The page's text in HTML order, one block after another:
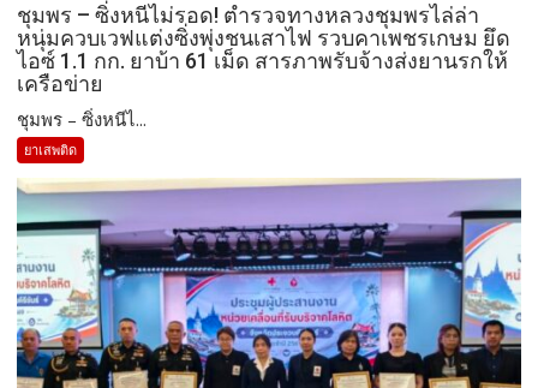
ชุมพร – ซิ่งหนีไม่รอด! ตำรวจทางหลวงชุมพรไล่ล่า
หนุ่มควบเวฟแต่งซิ่งพุ่งชนเสาไฟ รวบคาเพชรเกษม ยึด
ไอซ์ 1.1 กก. ยาบ้า 61 เม็ด สารภาพรับจ้างส่งยานรกให้
เครือข่าย
ชุมพร – ซิ่งหนีไ...
ยาเสพติด